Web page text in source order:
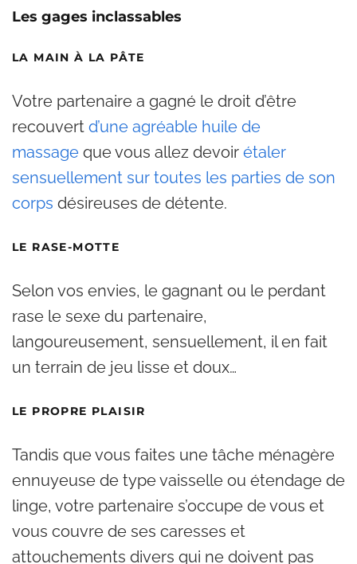
Les gages inclassables
LA MAIN À LA PÂTE
Votre partenaire a gagné le droit d’être
recouvert d’une agréable huile de
massage que vous allez devoir étaler
sensuellement sur toutes les parties de son
corps désireuses de détente.
LE RASE-MOTTE
Selon vos envies, le gagnant ou le perdant
rase le sexe du partenaire,
langoureusement, sensuellement, il en fait
un terrain de jeu lisse et doux…
LE PROPRE PLAISIR
Tandis que vous faites une tâche ménagère
ennuyeuse de type vaisselle ou étendage de
linge, votre partenaire s’occupe de vous et
vous couvre de ses caresses et
attouchements divers qui ne doivent pas